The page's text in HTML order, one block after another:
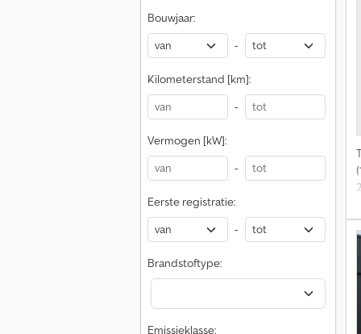
Bouwjaar:
-
Kilometerstand [km]:
-
Vermogen [kW]:
-
Eerste registratie:
-
Brandstoftype:
Emissieklasse: